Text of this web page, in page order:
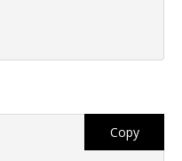
Copy